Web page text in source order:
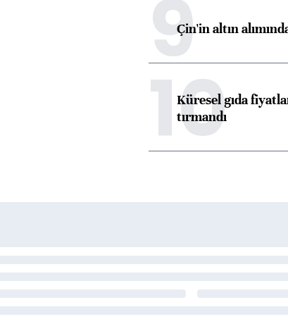
9Çin'in altın
10
Küresel gıda
tırmandı